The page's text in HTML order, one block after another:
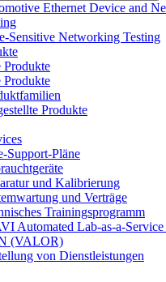
Ethernet Device and
Sensitive Networking Testing
Produkte
Produkte
Produkte
Support-Pläne
und Kalibrierung
und Verträge
Trainingsprogramm
Automated Lab-as-a-
(VALOR)
von Dienstleistungen